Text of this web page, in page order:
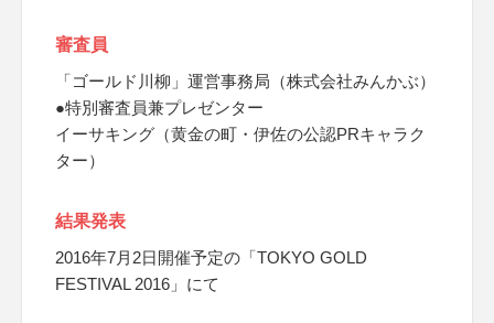
審査員
「ゴールド川柳」運営事務局（株式会社みんかぶ）
●特別審査員兼プレゼンター
イーサキング（黄金の町・伊佐の公認PRキャラク
ター）
結果発表
2016年7月2日開催予定の「TOKYO GOLD
FESTIVAL 2016」にて